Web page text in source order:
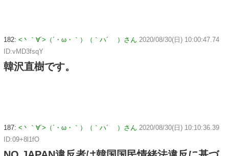
182: <丶｀∀´>（´・ω・｀）（｀ハ´ ）さん 2020/08/30(日) 10:00:47.74
ID:vMD3fsqY
韓沢直樹です。
187: <丶｀∀´>（´・ω・｀）（｀ハ´ ）さん 2020/08/30(日) 10:10:36.39
ID:09+8l1fO